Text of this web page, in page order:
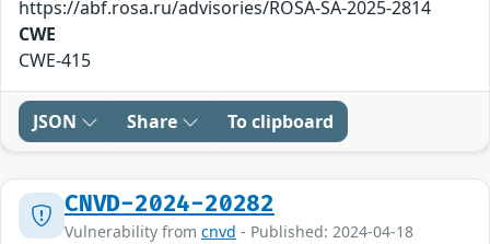
https://abf.rosa.ru/advisories/ROSA-SA-2025-2814
CWE
CWE-415
JSON Share To clipboard
CNVD-2024-20282
Vulnerability from cnvd - Published: 2024-04-18